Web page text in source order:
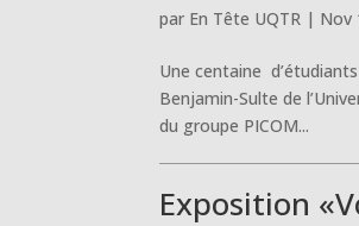
par En Tête UQTR | Nov
Une centaine
Benjamin-Sulte de
du groupe PICOM...
Exposition